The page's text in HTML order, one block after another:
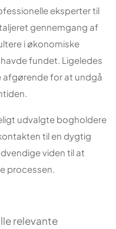
eksperter til
gennemgang af
i økonomiske
fundet. Ligeledes
for at undgå
udvalgte bogholdere
til en dygtig
viden til at
processen.
relevante